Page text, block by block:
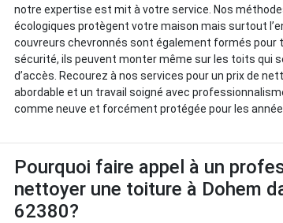
notre expertise est mit à votre service. Nos
écologiques protègent votre maison mais surtout
couvreurs chevronnés sont également formés pour
sécurité, ils peuvent monter même sur les toits qui
d’accès. Recourez à nos services pour un prix de
abordable et un travail soigné avec
comme neuve et forcément protégée pour les
Pourquoi faire appel à un
nettoyer une toiture à Dohem
62380?